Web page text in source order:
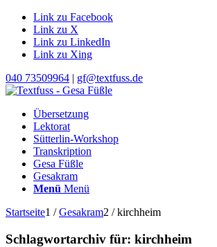
Link zu Facebook
Link zu X
Link zu LinkedIn
Link zu Xing
040 73509964 | gf@textfuss.de
Übersetzung
Lektorat
Sütterlin-Workshop
Transkription
Gesa Füßle
Gesakram
Menü Menü
Startseite1 / Gesakram2 / kirchheim
Schlagwortarchiv für: kirchheim